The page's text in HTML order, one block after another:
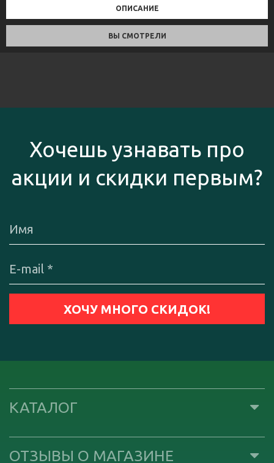
ОПИСАНИЕ
ВЫ СМОТРЕЛИ
Хочешь узнавать про
акции и скидки первым?
КАТАЛОГ
ОТЗЫВЫ О МАГАЗИНЕ